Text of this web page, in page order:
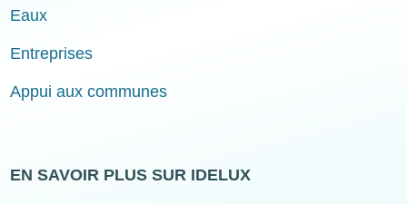
Eaux
Entreprises
Appui aux communes
EN SAVOIR PLUS SUR IDELUX